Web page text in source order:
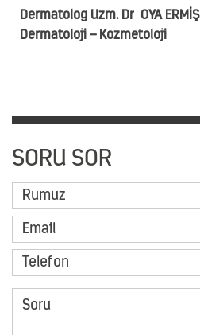
Dermatolog Uzm. Dr OYA ERMİŞ
Dermatoloji – Kozmetoloji
SORU SOR